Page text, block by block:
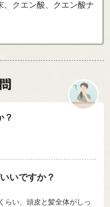
、クエン酸、クエン酸ナ
？
いですか？
らい、頭皮と髪全体がしっ